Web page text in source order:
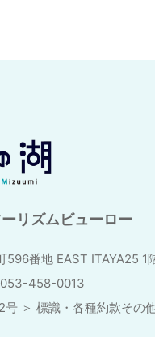
リズムビューロー
596番地 EAST ITAYA25 1
458-0013
号 ＞ 標識・各種約款その